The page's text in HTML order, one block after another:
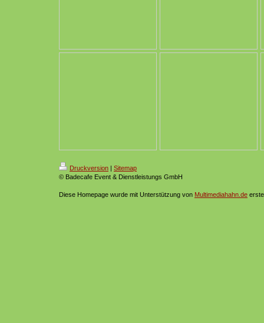
Druckversion | Sitemap
© Badecafe Event & Dienstleistungs GmbH
Diese Homepage wurde mit Unterstützung von Multimediahahn.de